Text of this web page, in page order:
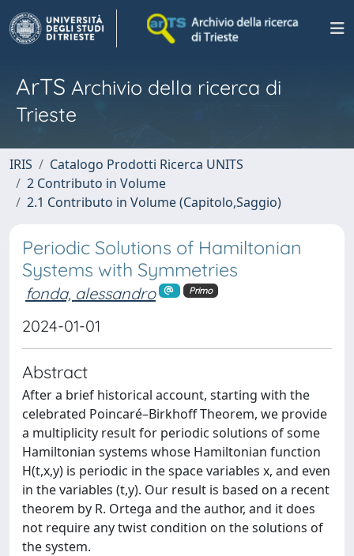
ArTS Archivio della ricerca di
Trieste
IRIS
Catalogo Prodotti Ricerca UNITS
2 Contributo in Volume
2.1 Contributo in Volume (Capitolo,Saggio)
Periodic Solutions of Hamiltonian
Systems with Symmetries
fonda, alessandro Primo
2024-01-01
Abstract
After a brief historical account, starting with the
celebrated Poincaré–Birkhoff Theorem, we provide
a multiplicity result for periodic solutions of some
Hamiltonian systems whose Hamiltonian function
H(t,x,y) is periodic in the space variables x, and even
in the variables (t,y). Our result is based on a recent
theorem by R. Ortega and the author, and it does
not require any twist condition on the solutions of
the system.